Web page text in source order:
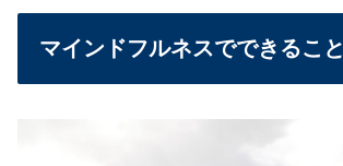
マインドフルネスでできること